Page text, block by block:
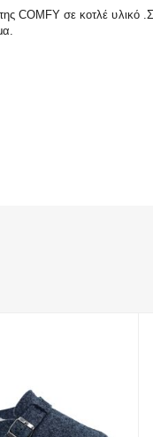
της COMFY σε κοτλέ